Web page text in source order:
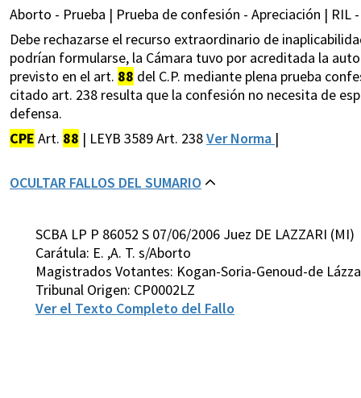
Aborto - Prueba | Prueba de confesión - Apreciación | RIL
Debe rechazarse el recurso extraordinario de
podrían formularse, la Cámara tuvo por acreditada la
previsto en el art. 88 del C.P. mediante plena prueba
citado art. 238 resulta que la confesión no necesita de
defensa.
CPE Art. 88 | LEYB 3589 Art. 238Ver Norma |
OCULTAR FALLOS DEL SUMARIO
SCBA LP P 86052 S 07/06/2006 Juez DE LAZZARI (MI)
Carátula: E. ,A. T. s/Aborto
Magistrados Votantes: Kogan-Soria-Genoud-de
Tribunal Origen: CP0002LZ
Ver el Texto Completo del Fallo